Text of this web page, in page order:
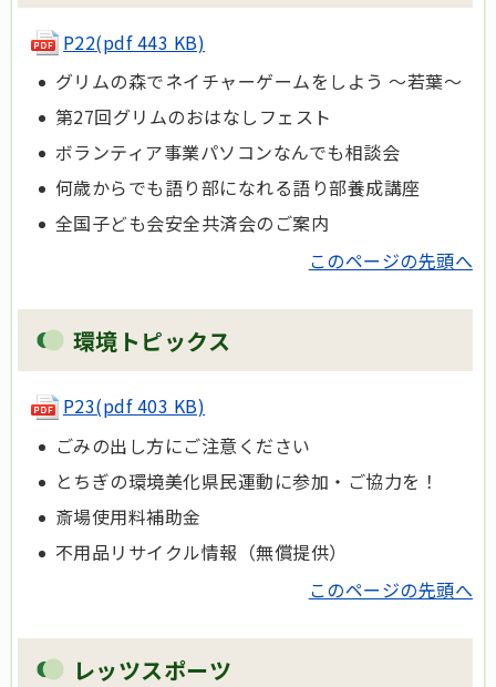
P22(pdf 443 KB)
グリムの森でネイチャーゲームをしよう ～若葉～
第27回グリムのおはなしフェスト
ボランティア事業パソコンなんでも相談会
何歳からでも語り部になれる語り部養成講座
全国子ども会安全共済会のご案内
このページの先頭へ
環境トピックス
P23(pdf 403 KB)
ごみの出し方にご注意ください
とちぎの環境美化県民運動に参加・ご協力を！
斎場使用料補助金
不用品リサイクル情報（無償提供）
このページの先頭へ
レッツスポーツ